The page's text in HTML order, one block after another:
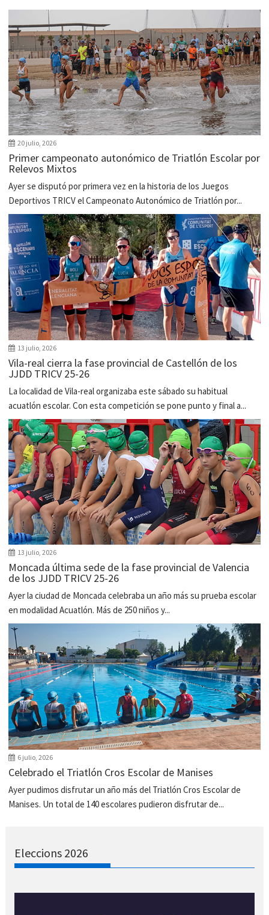
20 julio, 2026
Primer campeonato autonómico de Triatlón Escolar por
Relevos Mixtos
Ayer se disputó por primera vez en la historia de los Juegos
Deportivos TRICV el Campeonato Autonómico de Triatlón por...
13 julio, 2026
Vila-real cierra la fase provincial de Castellón de los
JJDD TRICV 25-26
La localidad de Vila-real organizaba este sábado su habitual
acuatlón escolar. Con esta competición se pone punto y final a...
13 julio, 2026
Moncada última sede de la fase provincial de Valencia
de los JJDD TRICV 25-26
Ayer la ciudad de Moncada celebraba un año más su prueba escolar
en modalidad Acuatlón. Más de 250 niños y...
6 julio, 2026
Celebrado el Triatlón Cros Escolar de Manises
Ayer pudimos disfrutar un año más del Triatlón Cros Escolar de
Manises. Un total de 140 escolares pudieron disfrutar de...
Eleccions 2026